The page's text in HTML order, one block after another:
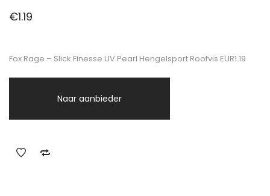
€1.19
Fox Rage – Slick Finesse UV Pearl Hengelsport Roofvis EUR1.19
Naar aanbieder